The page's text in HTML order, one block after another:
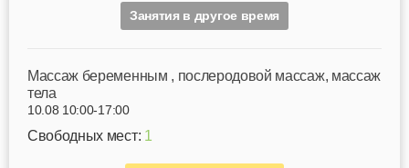
Занятия в другое время
Mассаж беременным , послеродовой массаж, массаж
тела
10.08 10:00-17:00
Свободных мест: 1